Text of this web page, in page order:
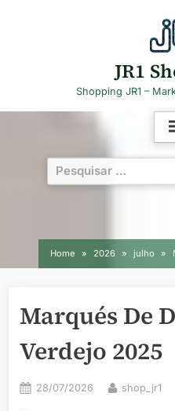
JR1
Shopping JR1 –
Pesquisar
por:
Home 2026 julho
Marqués De
Verdejo 2025
Posted
28/07/2026 By
shop_jr1